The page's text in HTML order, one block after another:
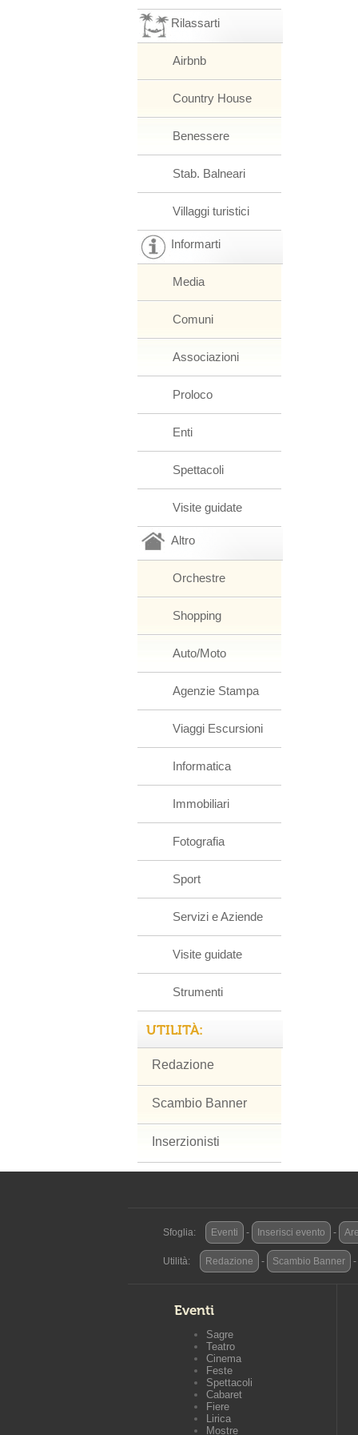
Rilassarti
Airbnb
Country House
Benessere
Stab. Balneari
Villaggi turistici
Informarti
Media
Comuni
Associazioni
Proloco
Enti
Spettacoli
Visite guidate
Altro
Orchestre
Shopping
Auto/Moto
Agenzie Stampa
Viaggi Escursioni
Informatica
Immobiliari
Fotografia
Sport
Servizi e Aziende
Visite guidate
Strumenti
UTILITÀ:
Redazione
Scambio Banner
Inserzionisti
Sfoglia: Eventi - Inserisci evento -
Utilità: Redazione - Scambio Banner -
Eventi
Sagre
Teatro
Cinema
Feste
Spettacoli
Cabaret
Fiere
Lirica
Mostre